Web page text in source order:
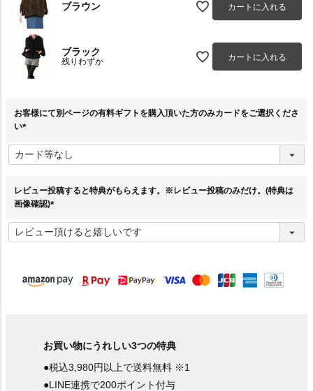
ブラウン カートに入れる
ブラック
残りわずか カートに入れる
お客様にて別ページの有料ギフトを購入頂いた方のみカードをご選択くださ
い
必
須
レビュー投稿すると特典がもらえます。※レビュー投稿のみだけ。(特典は
画像確認)
必
須
お買い物にうれしい3つの特典
●税込3,980円以上で送料無料 ※1
●LINE連携で200ポイント付与